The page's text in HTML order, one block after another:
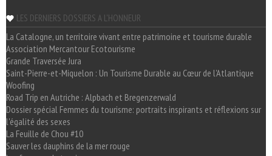
LES DERNIERS DOSSIERS A L'HONNEUR
La Catalogne, un territoire vivant entre patrimoine et tourisme durable
Association Mercantour Ecotourisme
Grande Traversée Jura
Saint-Pierre-et-Miquelon : Un Tourisme Durable au Cœur de l'Atlantique
Woofing
Road Trip en Autriche : Alpbach et Bregenzerwald
Dossier spécial Femmes du tourisme: portraits inspirants et réflexions sur
l'égalité des sexes
La Feuille de Chou #10
Sauver les dauphins de la mer rouge